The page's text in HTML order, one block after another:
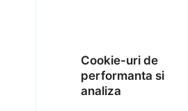
Cookie-uri de
performanta si
analiza